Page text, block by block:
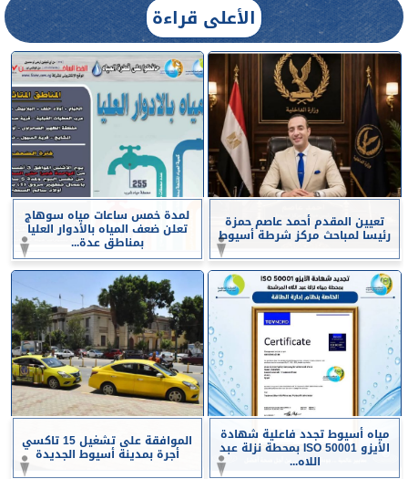
الأعلى قراءة
تعيين المقدم أحمد عاصم حمزة
رئيسا لمباحث مركز شرطة أسيوط
لمدة خمس ساعات مياه سوهاج
تعلن ضعف المياه بالأدوار العليا
بمناطق عدة...
مياه أسيوط تجدد فاعلية شهادة
الأيزو ISO 50001 بمحطة نزلة عبد
اللاه...
الموافقة على تشغيل 15 تاكسي
أجرة بمدينة أسيوط الجديدة